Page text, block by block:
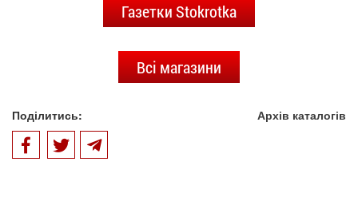
Газетки Stokrotka
Всі магазини
Поділитись: Архів каталогів